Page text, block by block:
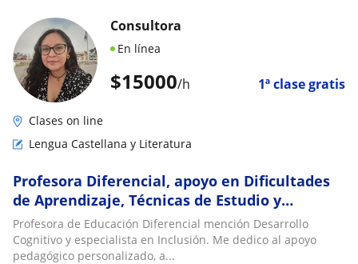
$15000/h 1ª clase gratis
Consultora
En línea
Clases on line
Lengua Castellana y Literatura
Profesora Diferencial, apoyo en Dificultades
de Aprendizaje, Técnicas de Estudio y
Refuerzo Escolar (Online y a Domicilio)
Profesora de Educación Diferencial mención Desarrollo
Cognitivo y especialista en Inclusión. Me dedico al apoyo
pedagógico personalizado, a...